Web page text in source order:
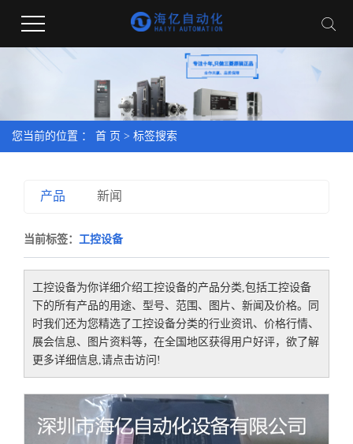
您当前的位置 ： 首 页 > 标签搜索
产品 新闻
当前标签： 工控设备
工控设备为你详细介绍工控设备的产品分类,包括工控设备
下的所有产品的用途、型号、范围、图片、新闻及价格。同
时我们还为您精选了 工控设备分类的行业资讯、价格行情、
展会信息、图片资料等，在全国地区获得用户好评，欲了解
更多详细信息,请点击访问!